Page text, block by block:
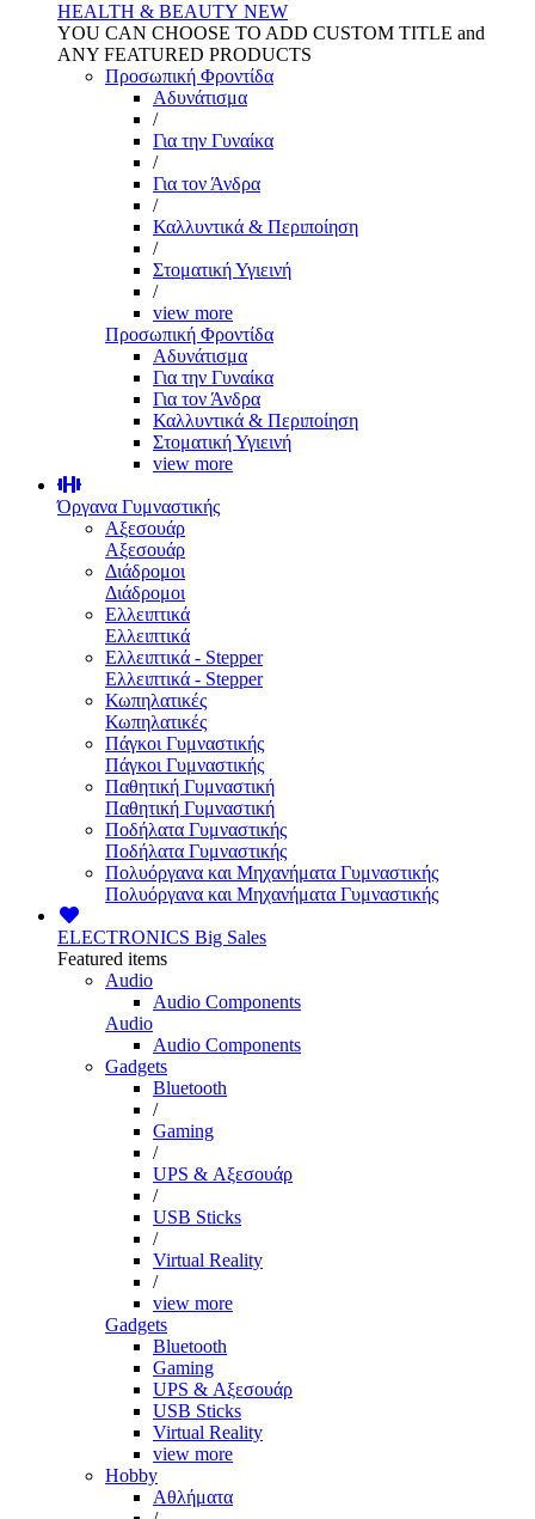
HEALTH & BEAUTY NEW
YOU CAN CHOOSE TO ADD CUSTOM TITLE and
ANY FEATURED PRODUCTS
Προσωπική Φροντίδα
Αδυνάτισμα
/
Για την Γυναίκα
/
Για τον Άνδρα
/
Καλλυντικά & Περιποίηση
/
Στοματική Υγιεινή
/
view more
Προσωπική Φροντίδα
Αδυνάτισμα
Για την Γυναίκα
Για τον Άνδρα
Καλλυντικά & Περιποίηση
Στοματική Υγιεινή
view more
Όργανα Γυμναστικής
Αξεσουάρ
Αξεσουάρ
Διάδρομοι
Διάδρομοι
Ελλειπτικά
Ελλειπτικά
Ελλειπτικά - Stepper
Ελλειπτικά - Stepper
Κωπηλατικές
Κωπηλατικές
Πάγκοι Γυμναστικής
Πάγκοι Γυμναστικής
Παθητική Γυμναστική
Παθητική Γυμναστική
Ποδήλατα Γυμναστικής
Ποδήλατα Γυμναστικής
Πολυόργανα και Μηχανήματα Γυμναστικής
Πολυόργανα και Μηχανήματα Γυμναστικής
ELECTRONICS Big Sales
Featured items
Audio
Audio Components
Audio
Audio Components
Gadgets
Bluetooth
/
Gaming
/
UPS & Αξεσουάρ
/
USB Sticks
/
Virtual Reality
/
view more
Gadgets
Bluetooth
Gaming
UPS & Αξεσουάρ
USB Sticks
Virtual Reality
view more
Hobby
Αθλήματα